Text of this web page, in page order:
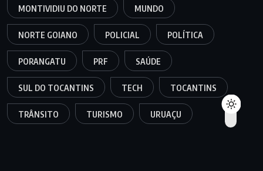
MONTIVIDIU DO NORTE MUNDO
NORTE GOIANO POLICIAL POLÍTICA
PORANGATU PRF SAÚDE
SUL DO TOCANTINS TECH TOCANTINS
TRÂNSITO TURISMO URUAÇU